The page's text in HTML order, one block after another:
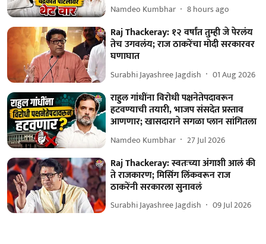
Namdeo Kumbhar 8 hours ago
Raj Thackeray: १२ वर्षांत तुम्ही जे पेरलंय
तेच उगवलंय; राज ठाकरेंचा मोदी सरकारवर
घणाघात
Surabhi Jayashree Jagdish 01 Aug 2026
राहुल गांधींना विरोधी पक्षनेतेपदावरून
हटवण्याची तयारी, भाजप संसदेत प्रस्ताव
आणणार; खासदाराने सगळा प्लान सांगितला
Namdeo Kumbhar 27 Jul 2026
Raj Thackeray: स्वतःच्या अंगाशी आलं की
ते राजकारण; मिसिंग लिंकवरून राज
ठाकरेंनी सरकारला सुनावलं
Surabhi Jayashree Jagdish 09 Jul 2026